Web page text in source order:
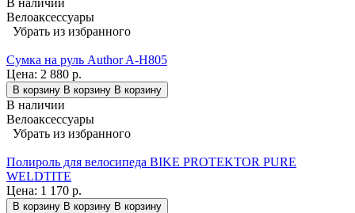
В наличии
Велоаксессуары
Убрать из избранного
Сумка на руль Author A-H805
Цена: 2 880 р.
В корзину В корзину В корзину
В наличии
Велоаксессуары
Убрать из избранного
Полироль для велосипеда BIKE PROTEKTOR PURE
WELDTITE
Цена: 1 170 р.
В корзину В корзину В корзину